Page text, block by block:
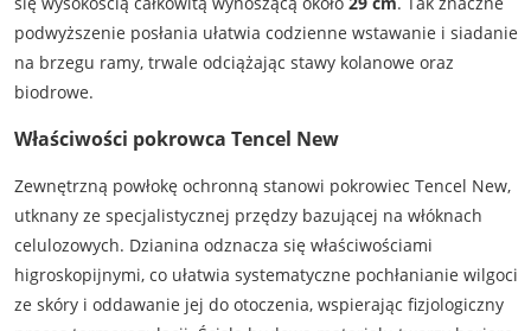
podwyższenie posłania ułatwia codzienne wstawanie i siadanie
na brzegu ramy, trwale odciążając stawy kolanowe oraz
biodrowe.
Właściwości pokrowca Tencel New
Zewnętrzną powłokę ochronną stanowi pokrowiec Tencel New,
utknany ze specjalistycznej przędzy bazującej na włóknach
celulozowych. Dzianina odznacza się właściwościami
higroskopijnymi, co ułatwia systematyczne pochłanianie wilgoci
ze skóry i oddawanie jej do otoczenia, wspierając fizjologiczny